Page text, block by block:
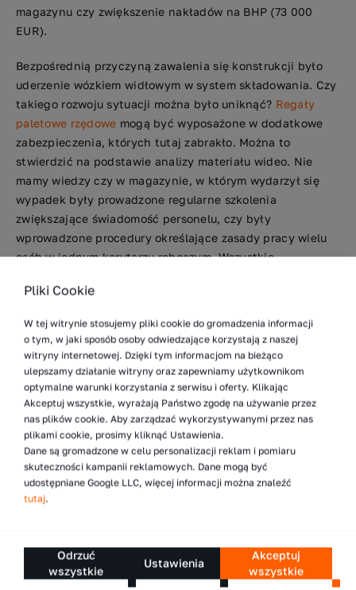
magazynu czy zwiększenie nakładów na BHP (73 000
EUR).
Bezpośrednią przyczyną zawalenia się konstrukcji było
uderzenie wózkiem widłowym w system składowania. Czy
takiego rozwoju sytuacji można było uniknąć? Regały
paletowe rzędowe mogą być wyposażone w dodatkowe
zabezpieczenia, których tutaj zabrakło. Można to
stwierdzić na podstawie analizy materiału wideo. Nie
mamy wiedzy czy w magazynie, w którym wydarzył się
wypadek były prowadzone regularne szkolenia
zwiększające świadomość personelu, czy były
wprowadzone procedury określające zasady pracy wielu
osób w jednym korytarzu roboczym. Wszystkie
składowania mógł kosztować 5 533 000 EUR. Należy
pamiętać, że koszty te zostały oszacowany na podstawie
analizy materiału wideo – brak rzetelnych danych
dotyczących miejsca nagrania sprawia, że poruszamy się
w sferze przypuszczeń, a przedstawioną analizę należy
traktować, jako argument do podnoszenia standardów
pracy w zarządzanym obiekcie.
Pliki Cookie
W tej witrynie stosujemy pliki cookie do gromadzenia informacji
o tym, w jaki sposób osoby odwiedzające korzystają z naszej
witryny internetowej. Dzięki tym informacjom na bieżąco
ulepszamy działanie witryny oraz zapewniamy użytkownikom
optymalne warunki korzystania z serwisu i oferty. Klikając
Akceptuj wszystkie, wyrażają Państwo zgodę na używanie przez
nas plików cookie. Aby zarządzać wykorzystywanymi przez nas
plikami cookie, prosimy kliknąć Ustawienia.
Dane są gromadzone w celu personalizacji reklam i pomiaru
skuteczności kampanii reklamowych. Dane mogą być
udostępniane Google LLC, więcej informacji można znaleźć
tutaj.
Odrzuć
wszystkie
Ustawienia
Akceptuj
wszystkie